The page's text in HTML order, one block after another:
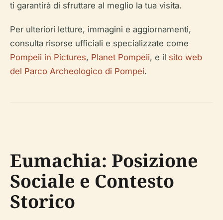
ti garantirà di sfruttare al meglio la tua visita.
Per ulteriori letture, immagini e aggiornamenti,
consulta risorse ufficiali e specializzate come
Pompeii in Pictures, Planet Pompeii, e il sito web
del Parco Archeologico di Pompei.
Eumachia: Posizione
Sociale e Contesto
Storico